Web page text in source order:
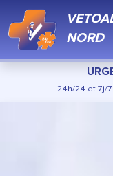
NORD
24h/24 et 7j/